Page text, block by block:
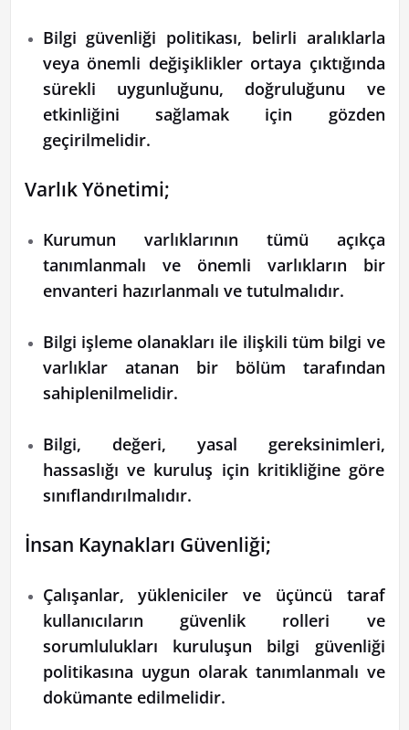
Bilgi güvenliği politikası, belirli aralıklarla
veya önemli değişiklikler ortaya çıktığında
sürekli uygunluğunu, doğruluğunu ve
etkinliğini sağlamak için gözden
geçirilmelidir.
Varlık Yönetimi;
Kurumun varlıklarının tümü açıkça
tanımlanmalı ve önemli varlıkların bir
envanteri hazırlanmalı ve tutulmalıdır.
Bilgi işleme olanakları ile ilişkili tüm bilgi ve
varlıklar atanan bir bölüm tarafından
sahiplenilmelidir.
Bilgi, değeri, yasal gereksinimleri,
hassaslığı ve kuruluş için kritikliğine göre
sınıflandırılmalıdır.
İnsan Kaynakları Güvenliği;
Çalışanlar, yükleniciler ve üçüncü taraf
kullanıcıların güvenlik rolleri ve
sorumlulukları kuruluşun bilgi güvenliği
politikasına uygun olarak tanımlanmalı ve
dokümante edilmelidir.